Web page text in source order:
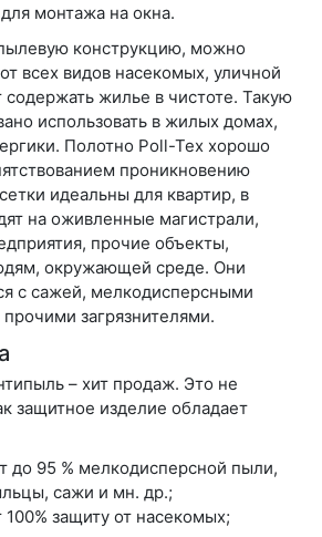
монтажа на окна.
конструкцию, можно
всех видов насекомых, уличной
содержать жилье в чистоте. Такую
использовать в жилых домах,
Полотно Poll-Tex хорошо
проникновению
идеальны для квартир, в
на оживленные магистрали,
прочие объекты,
окружающей среде. Они
с сажей, мелкодисперсными
загрязнителями.
– хит продаж. Это не
защитное изделие обладает
до 95 % мелкодисперсной пыли,
сажи и мн. др.;
защиту от насекомых;